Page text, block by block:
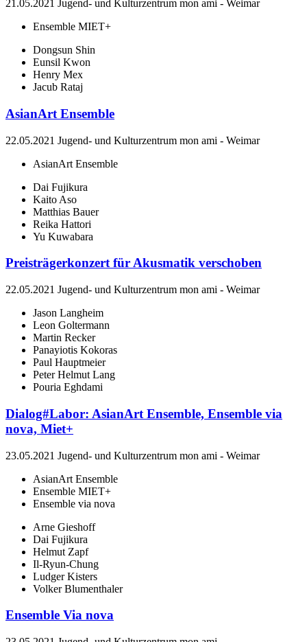
21.05.2021 Jugend- und Kulturzentrum mon ami - Weimar
Ensemble MIET+
Dongsun Shin
Eunsil Kwon
Henry Mex
Jacub Rataj
AsianArt Ensemble
22.05.2021 Jugend- und Kulturzentrum mon ami - Weimar
AsianArt Ensemble
Dai Fujikura
Kaito Aso
Matthias Bauer
Reika Hattori
Yu Kuwabara
Preisträgerkonzert für Akusmatik verschoben
22.05.2021 Jugend- und Kulturzentrum mon ami - Weimar
Jason Langheim
Leon Goltermann
Martin Recker
Panayiotis Kokoras
Paul Hauptmeier
Peter Helmut Lang
Pouria Eghdami
Dialog#Labor: AsianArt Ensemble, Ensemble via
nova, Miet+
23.05.2021 Jugend- und Kulturzentrum mon ami - Weimar
AsianArt Ensemble
Ensemble MIET+
Ensemble via nova
Arne Gieshoff
Dai Fujikura
Helmut Zapf
Il-Ryun-Chung
Ludger Kisters
Volker Blumenthaler
Ensemble Via nova